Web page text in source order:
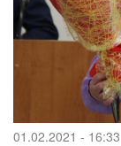
01.02.2021 - 16:33